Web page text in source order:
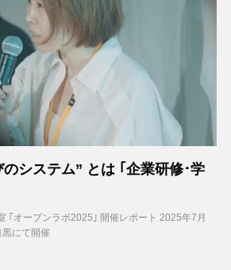
システム” とは ｢企業研修･学
｢オープンラボ2025｣ 開催レポート 2025年7月
にて開催